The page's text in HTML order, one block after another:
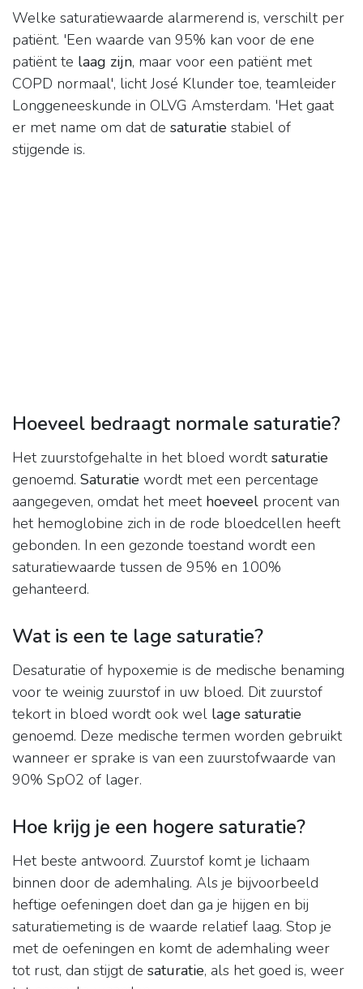
Welke saturatiewaarde alarmerend is, verschilt per
patiënt. 'Een waarde van 95% kan voor de ene
patiënt te laag zijn, maar voor een patiënt met
COPD normaal', licht José Klunder toe, teamleider
Longgeneeskunde in OLVG Amsterdam. 'Het gaat
er met name om dat de saturatie stabiel of
stijgende is.
Hoeveel bedraagt normale saturatie?
Het zuurstofgehalte in het bloed wordtsaturatie
genoemd. Saturatie wordt met een percentage
aangegeven, omdat het meet hoeveel procent van
het hemoglobine zich in de rode bloedcellen heeft
gebonden. In een gezonde toestand wordt een
saturatiewaarde tussen de 95% en 100%
gehanteerd.
Wat is een te lage saturatie?
Desaturatie of hypoxemie is de medische benaming
voor te weinig zuurstof in uw bloed. Dit zuurstof
tekort in bloed wordt ook wel lage saturatie
genoemd. Deze medische termen worden gebruikt
wanneer er sprake is van een zuurstofwaarde van
90% SpO2 of lager.
Hoe krijg je een hogere saturatie?
Het beste antwoord. Zuurstof komt je lichaam
binnen door de ademhaling. Als je bijvoorbeeld
heftige oefeningen doet dan ga je hijgen en bij
saturatiemeting is de waarde relatief laag. Stop je
met de oefeningen en komt de ademhaling weer
tot rust, dan stijgt de saturatie, als het goed is, weer